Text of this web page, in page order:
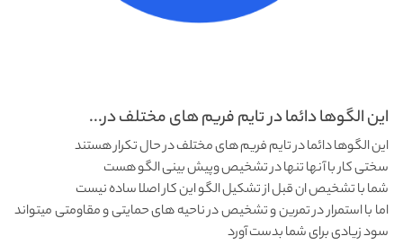
این الگوها دائما در تایم فریم های مختلف در...
این الگوها دائما در تایم فریم های مختلف در حال تکرار هستند
سختی کار با آنها تنها در تشخیص وپیش بینی الگو هست
شما با تشخیص ان قبل از تشکیل الگو این کار اصلا ساده نیست
اما با استمرار در تمرین و تشخیص در ناحیه های حمایتی و مقاومتی میتواند
سود زیادی برای شما بدست آورد